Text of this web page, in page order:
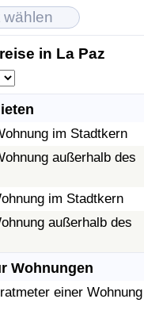
in La Paz
im Stadtkern
außerhalb des
im Stadtkern
außerhalb des
Wohnungen
einer
Index (aktuell)
Index
Index nach
Index (aktuell)
Index
Index nach Land
Index
Index (aktuell)
nach Land
(aktuell)